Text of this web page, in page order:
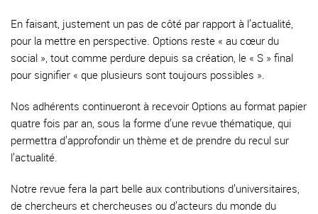
En faisant, justement un pas de côté par rapport à l’actualité,
pour la mettre en perspective. Options reste « au cœur du
social », tout comme perdure depuis sa création, le « S » final
pour signifier « que plusieurs sont toujours possibles ».
Nos adhérents continueront à recevoir Options au format papier
quatre fois par an, sous la forme d’une revue thématique, qui
permettra d’approfondir un thème et de prendre du recul sur
l’actualité.
Notre revue fera la part belle aux contributions d’universitaires,
de chercheurs et chercheuses ou d’acteurs du monde du